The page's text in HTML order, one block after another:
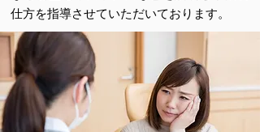
仕方を指導させていただいております。